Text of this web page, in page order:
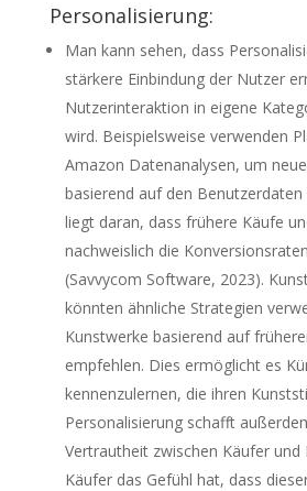
Personalisierung:
Man kann sehen, dass
stärkere Einbindung der Nutzer
Nutzerinteraktion in eigene
wird. Beispielsweise verwenden
Amazon Datenanalysen, um
basierend auf den
liegt daran, dass frühere Käufe
nachweislich die
(Savvycom Software, 2023).
könnten ähnliche Strategien
Kunstwerke basierend auf
empfehlen. Dies ermöglicht es
kennenzulernen, die ihren
Personalisierung schafft
Vertrautheit zwischen Käufer und
Käufer das Gefühl hat, dass